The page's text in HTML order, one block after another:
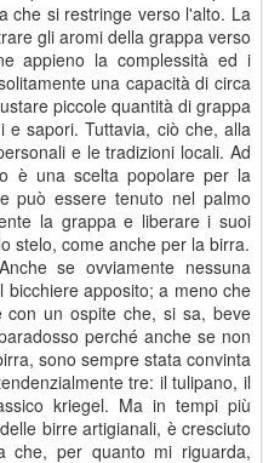
che si restringe verso l'alto. La
gli aromi della grappa verso
appieno la complessità ed i
una capacità di circa
piccole quantità di grappa
e sapori. Tuttavia, ciò che, alla
e le tradizioni locali. Ad
è una scelta popolare per la
può essere tenuto nel palmo
la grappa e liberare i suoi
stelo, come anche per la birra.
se ovviamente nessuna
apposito; a meno che
un ospite che, si sa, beve
perché anche se non
sono sempre stata convinta
tre: il tulipano, il
kriegel. Ma in tempi più
birre artigianali, è cresciuto
che, per quanto mi riguarda,